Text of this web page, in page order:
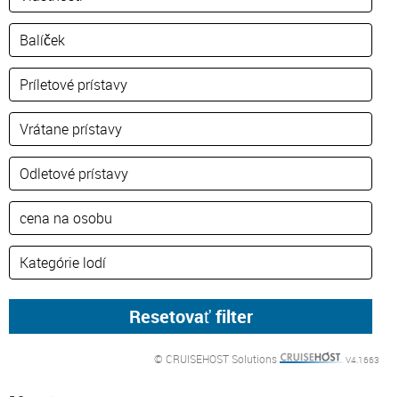
© CRUISEHOST Solutions V4.1663